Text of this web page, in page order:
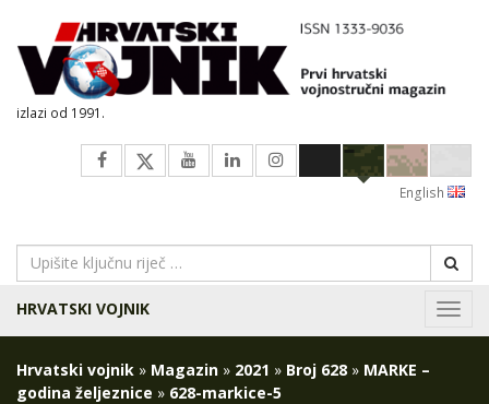
izlazi od 1991.
English
HRVATSKI VOJNIK
Hrvatski vojnik » Magazin » 2021 » Broj 628 » MARKE –
godina željeznice » 628-markice-5